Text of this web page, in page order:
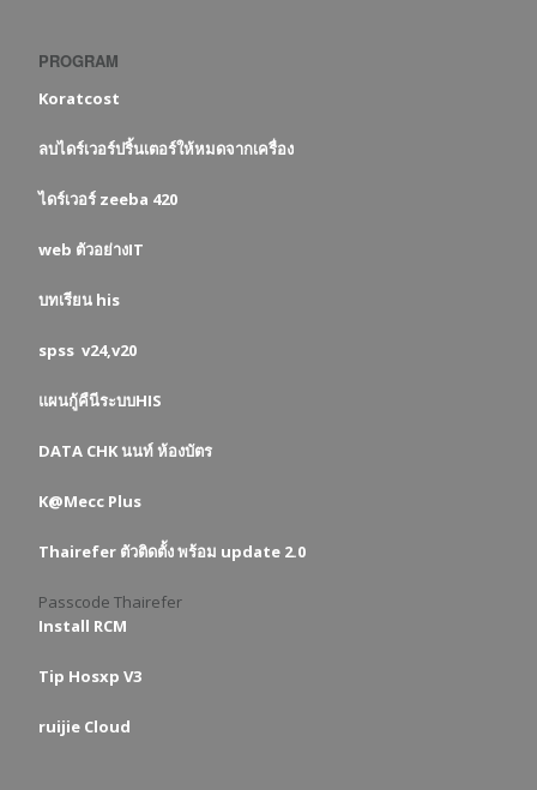
PROGRAM
Koratcost
ลบไดร์เวอร์ปริ้นเตอร์ให้หมดจากเครื่อง
ไดร์เวอร์ zeeba 420
web ตัวอย่างIT
บทเรียน his
spss v24,v20
แผนกู้คืนีระบบHIS
DATA CHK นนท์ ห้องบัตร
K@Mecc Plus
Thairefer ตัวติดตั้ง พร้อม update 2.0
Passcode Thairefer
Install RCM
Tip Hosxp V3
ruijie Cloud